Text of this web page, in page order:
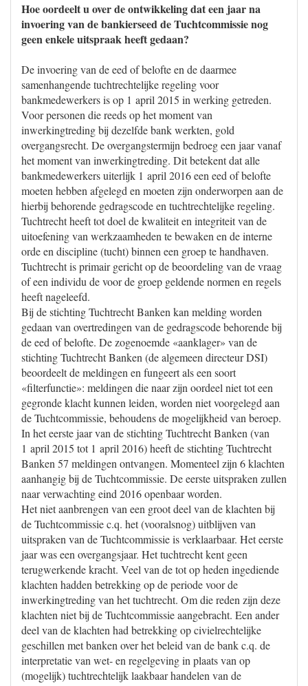
Hoe oordeelt u over de ontwikkeling dat een jaar na
invoering van de bankierseed de Tuchtcommissie nog
geen enkele uitspraak heeft gedaan?
De invoering van de eed of belofte en de daarmee
samenhangende tuchtrechtelijke regeling voor
bankmedewerkers is op 1 april 2015 in werking getreden.
Voor personen die reeds op het moment van
inwerkingtreding bij dezelfde bank werkten, gold
overgangsrecht. De overgangstermijn bedroeg een jaar vanaf
het moment van inwerkingtreding. Dit betekent dat alle
bankmedewerkers uiterlijk 1 april 2016 een eed of belofte
moeten hebben afgelegd en moeten zijn onderworpen aan de
hierbij behorende gedragscode en tuchtrechtelijke regeling.
Tuchtrecht heeft tot doel de kwaliteit en integriteit van de
uitoefening van werkzaamheden te bewaken en de interne
orde en discipline (tucht) binnen een groep te handhaven.
Tuchtrecht is primair gericht op de beoordeling van de vraag
of een individu de voor de groep geldende normen en regels
heeft nageleefd.
Bij de stichting Tuchtrecht Banken kan melding worden
gedaan van overtredingen van de gedragscode behorende bij
de eed of belofte. De zogenoemde «aanklager» van de
stichting Tuchtrecht Banken (de algemeen directeur DSI)
beoordeelt de meldingen en fungeert als een soort
«filterfunctie»: meldingen die naar zijn oordeel niet tot een
gegronde klacht kunnen leiden, worden niet voorgelegd aan
de Tuchtcommissie, behoudens de mogelijkheid van beroep.
In het eerste jaar van de stichting Tuchtrecht Banken (van
1 april 2015 tot 1 april 2016) heeft de stichting Tuchtrecht
Banken 57 meldingen ontvangen. Momenteel zijn 6 klachten
aanhangig bij de Tuchtcommissie. De eerste uitspraken zullen
naar verwachting eind 2016 openbaar worden.
Het niet aanbrengen van een groot deel van de klachten bij
de Tuchtcommissie c.q. het (vooralsnog) uitblijven van
uitspraken van de Tuchtcommissie is verklaarbaar. Het eerste
jaar was een overgangsjaar. Het tuchtrecht kent geen
terugwerkende kracht. Veel van de tot op heden ingediende
klachten hadden betrekking op de periode voor de
inwerkingtreding van het tuchtrecht. Om die reden zijn deze
klachten niet bij de Tuchtcommissie aangebracht. Een ander
deel van de klachten had betrekking op civielrechtelijke
geschillen met banken over het beleid van de bank c.q. de
interpretatie van wet- en regelgeving in plaats van op
(mogelijk) tuchtrechtelijk laakbaar handelen van de